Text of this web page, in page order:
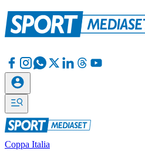
Coppa Italia